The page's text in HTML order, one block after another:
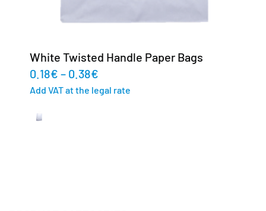
White Twisted Handle Paper Bags
0.18€ – 0.38€
Add VAT at the legal rate